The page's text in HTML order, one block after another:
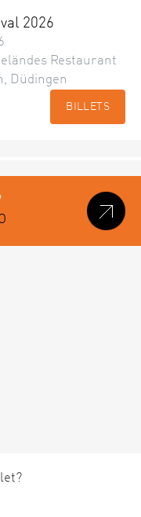
2026
Restaurant
Düdingen
BILLETS